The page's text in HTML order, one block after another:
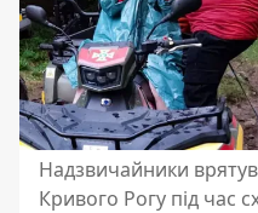
Надзвичайники
Кривого Рогу під час